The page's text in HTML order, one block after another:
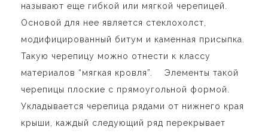
называют еще гибкой или мягкой черепицей.
Основой для нее является стеклохолст,
модифицированный битум и каменная присыпка.
Такую черепицу можно отнести к классу
материалов “мягкая кровля”. Элементы такой
черепицы плоские с прямоугольной формой.
Укладывается черепица рядами от нижнего края
крыши, каждый следующий ряд перекрывает